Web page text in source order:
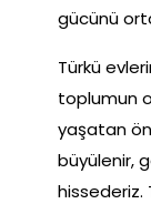
gücünü
Türkü
toplumun
yaşatan
büyülenir,
hissederiz.